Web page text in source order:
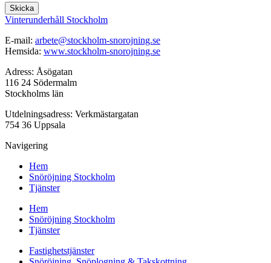
Skicka
Vinterunderhåll Stockholm
E-mail: arbete@stockholm-snorojning.se
Hemsida: www.stockholm-snorojning.se
Adress: Åsögatan
116 24 Södermalm
Stockholms län
Utdelningsadress: Verkmästargatan
754 36 Uppsala
Navigering
Hem
Snöröjning Stockholm
Tjänster
Hem
Snöröjning Stockholm
Tjänster
Fastighetstjänster